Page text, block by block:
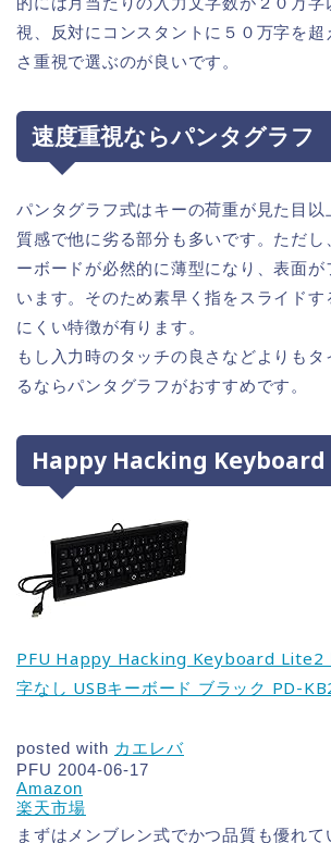
視、反対にコンスタントに５０万字を超
さ重視で選ぶのが良いです。
速度重視ならパンタグラフ
パンタグラフ式はキーの荷重が見た目以
質感で他に劣る部分も多いです。ただし
ーボードが必然的に薄型になり、表面が
います。そのため素早く指をスライドす
にくい特徴が有ります。
もし入力時のタッチの良さなどよりも
るならパンタグラフがおすすめです。
Happy Hacking
PFU Happy Hacking Keyboard Lite2
字なし USBキーボード ブラック PD-
posted with カエレバ
PFU 2004-06-17
Amazon
楽天市場
まずはメンブレン式でかつ品質も優れて